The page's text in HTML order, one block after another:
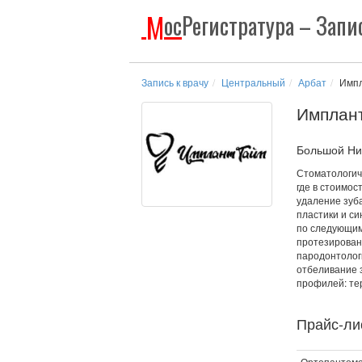
МосРегистратура–
Запись к врачу Центральный Арбат
Большой
где в
удаление
пластики и
по
отбеливание
профилей:
Прайс-